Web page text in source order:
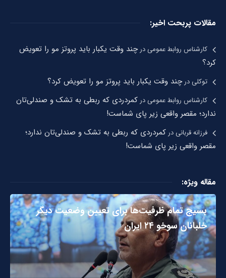
مقالات پربحت اخیر:
کارشناس روابط عمومیدرچند وقت یکبار باید پروتز مو را تعویض
کرد؟
توکلیدرچند وقت یکبار باید پروتز مو را تعویض کرد؟
کارشناس روابط عمومیدر کمردردی که ربطی به تشک و صندلی‌تان
ندارد؛ مقصر واقعی زیر پای شماست!
فرزانه قربانیدر کمردردی که ربطی به تشک و صندلی‌تان ندارد؛
مقصر واقعی زیر پای شماست!
مقاله ویژه:
بسیج تمام ظرفیت‌ها برای تعیین وضعیت دیگر
خلبانان سوخو ۲۴ ایران